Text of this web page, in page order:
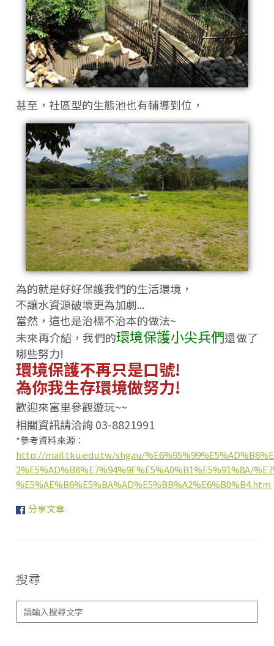
甚至，社區型的生態池也有輔導到位，
為的就是好好保護我們的生活環境，
不讓水資源破壞更為加劇...
當然，這也是治標不治本的做法~
未來再介紹，我們的環境保護小尖兵們還做了
哪些努力!
環境保護不再只是口號!
為你我生存環境做努力!
歡迎來富里參觀遊玩~~
相關資訊請洽詢 03-8821991
*參考資料來源：
http://mail.tku.edu.tw/shgau/
2%E5%AD%B8%E7%94%9F%E5%A0%B1%E5%91%8A/
%E5%AE%B6%E5%BA%AD%E5%BB%A2%E6%B0%B4.htm
分享文章
搜尋